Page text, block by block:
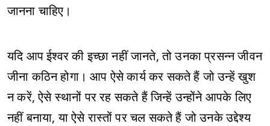
जानना चाहिए।
यदि आप ईश्वर की इच्छा नहीं जानते, तो उनका प्रसन्न जीवन
जीना कठिन होगा। आप ऐसे कार्य कर सकते हैं जो उन्हें खुश
न करें, ऐसे स्थानों पर रह सकते हैं जिन्हें उन्होंने आपके लिए
नहीं बनाया, या ऐसे रास्तों पर चल सकते हैं जो उनके उद्देश्य